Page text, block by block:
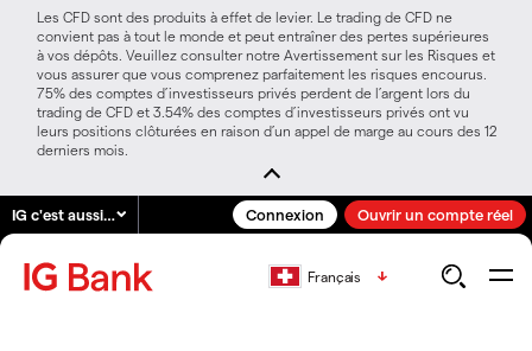
Les CFD sont des produits à effet de levier. Le trading de CFD ne
convient pas à tout le monde et peut entraîner des pertes supérieures
à vos dépôts. Veuillez consulter notre Avertissement sur les Risques et
vous assurer que vous comprenez parfaitement les risques encourus.
75% des comptes d’investisseurs privés perdent de l’argent lors du
trading de CFD et 3.54% des comptes d’investisseurs privés ont vu
leurs positions clôturées en raison d’un appel de marge au cours des 12
derniers mois.
IG c'est aussi… Connexion Ouvrir un compte réel
Français